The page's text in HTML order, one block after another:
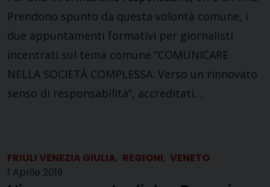
Prendono spunto da questa volontà comune, i
due appuntamenti formativi per giornalisti
incentrati sul tema comune “COMUNICARE
NELLA SOCIETÀ COMPLESSA. Verso un rinnovato
senso di responsabilità”, accreditati…
FRIULI VENEZIA GIULIA, REGIONI, VENETO
1 Aprile 2019